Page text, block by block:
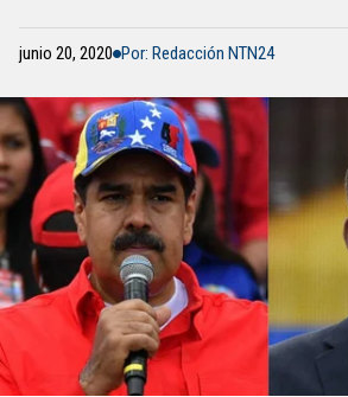
junio 20, 2020 Por: Redacción NTN24